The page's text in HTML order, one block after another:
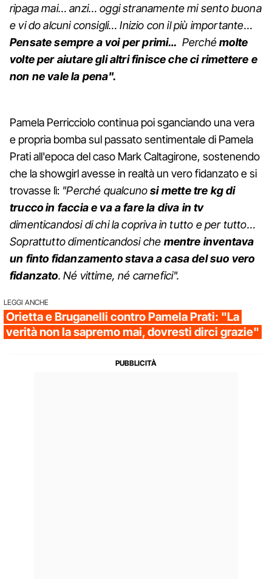
ripaga mai… anzi… oggi stranamente mi sento buona
e vi do alcuni consigli… Inizio con il più importante…
Pensate sempre a voi per primi… Perchémolte
volte per aiutare gli altri finisce che ci rimettere e
non ne vale la pena".
Pamela Perricciolo continua poi sganciando una vera
e propria bomba sul passato sentimentale di Pamela
Prati all'epoca del caso Mark Caltagirone, sostenendo
che la showgirl avesse in realtà un vero fidanzato e si
trovasse lì: "Perché qualcunosi mette tre kg di
trucco in faccia e va a fare la diva in tv
dimenticandosi di chi la copriva in tutto e per tutto…
Soprattutto dimenticandosi che mentre inventava
un finto fidanzamento stava a casa del suo vero
fidanzato. Né vittime, né carnefici".
LEGGI ANCHE
Orietta e Bruganelli contro Pamela Prati: "La
verità non la sapremo mai, dovresti dirci grazie"